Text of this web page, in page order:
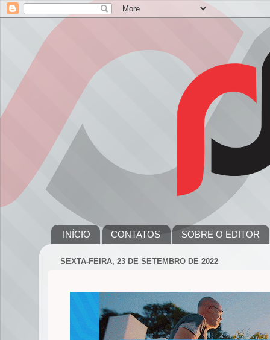
INÍCIO CONTATOS SOBRE O EDITOR
SEXTA-FEIRA, 23 DE SETEMBRO DE 2022